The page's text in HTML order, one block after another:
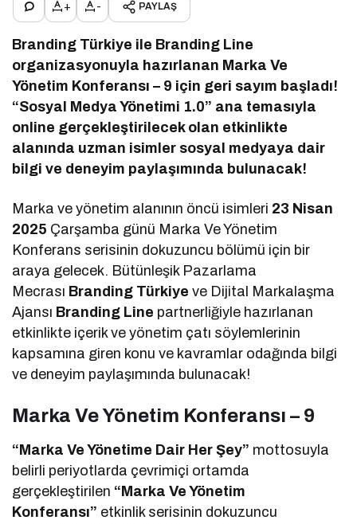
+ - PAYLAŞ
Branding Türkiye ile Branding Line
organizasyonuyla hazırlanan Marka Ve
Yönetim Konferansı – 9 için geri sayım başladı!
“Sosyal Medya Yönetimi 1.0” ana temasıyla
online gerçekleştirilecek olan etkinlikte
alanında uzman isimler sosyal medyaya dair
bilgi ve deneyim paylaşımında bulunacak!
Marka ve yönetim alanının öncü isimleri 23 Nisan
2025 Çarşamba günü Marka Ve Yönetim
Konferans serisinin dokuzuncu bölümü için bir
araya gelecek. Bütünleşik Pazarlama
Mecrası Branding Türkiye ve Dijital Markalaşma
Ajansı Branding Line partnerliğiyle hazırlanan
etkinlikte içerik ve yönetim çatı söylemlerinin
kapsamına giren konu ve kavramlar odağında bilgi
ve deneyim paylaşımında bulunacak!
Marka Ve Yönetim Konferansı – 9
“Marka Ve Yönetime Dair Her Şey” mottosuyla
belirli periyotlarda çevrimiçi ortamda
gerçekleştirilen “Marka Ve Yönetim
Konferansı” etkinlik serisinin dokuzuncu